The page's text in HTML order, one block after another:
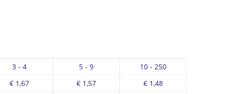
3 - 4 5 - 9
10 - 250
€ 1,67 €1,57 €1,48